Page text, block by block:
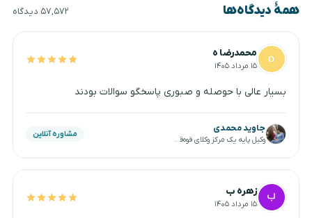
همهٔ دیدگاه‌ها ۵۷,۵۷۲ دیدگاه
محمدرضا ه
۱۵ مرداد ۱۴۰۵
بسیار عالی با حوصله و صبوری پاسخگو سوالات بودند
جاوید محمدی
وکیل پایه یک مرکز وکلای قوه‌قضاییه
مشاوره آنلاین
زهره ب
۱۵ مرداد ۱۴۰۵